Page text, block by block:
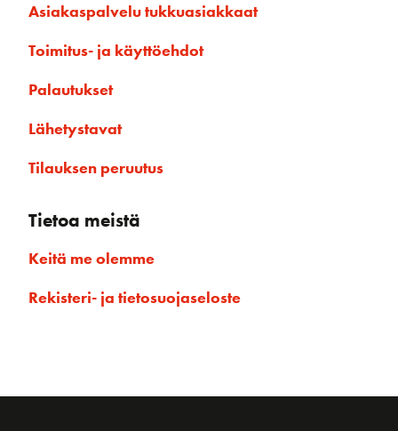
Asiakaspalvelu tukkuasiakkaat
Toimitus- ja käyttöehdot
Palautukset
Lähetystavat
Tilauksen peruutus
Tietoa meistä
Keitä me olemme
Rekisteri- ja tietosuojaseloste